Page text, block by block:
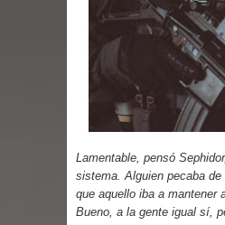
Parte 03: La
Parte 02: Vuelve
Parte 03:
Lamentable, pensó
sistema. Alguien pecaba
que aquello iba a mantener
Bueno, a la gente igual sí,